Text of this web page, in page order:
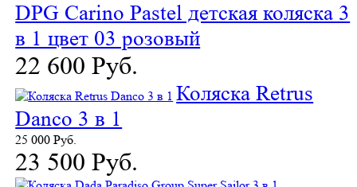
DPG Carino Pastel детская коляска 3
в 1 цвет 03 розовый
22 600 Руб.
Коляска Retrus
Danco 3 в 1
25 000 Руб.
23 500 Руб.